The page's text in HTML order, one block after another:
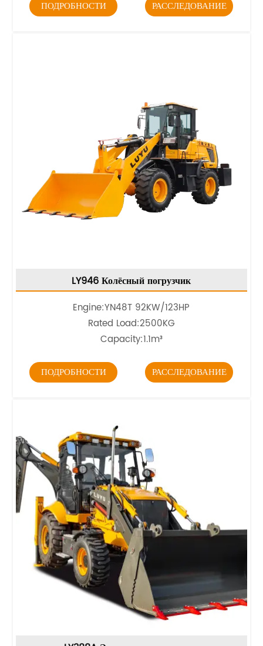
ПОДРОБНОСТИ
РАССЛЕДОВАНИЕ
LY946 Колёсный погрузчик
Engine:YN48T 92KW/123HP
Rated Load:2500KG
Capacity:1.1m³
ПОДРОБНОСТИ РАССЛЕДОВАНИЕ